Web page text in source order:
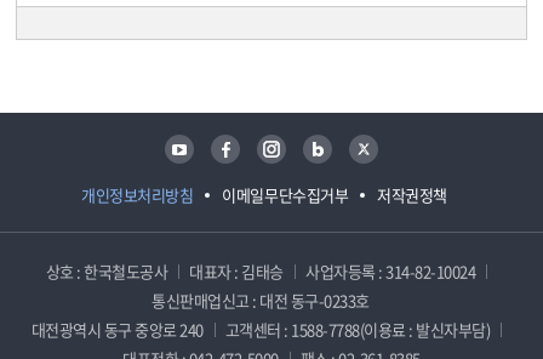
개인정보처리방침 이메일무단수집거부 저작권정책
유튜브 페이스북 인스타그램 블로그 트위터
상호 : 한국철도공사 대표자 : 김태승
사업자등록 : 314-82-10024
통신판매업신고 : 대전 동구-0233호
대전광역시 동구 중앙로 240
고객센터 : 1588-7788(이용료 : 발신자부담)